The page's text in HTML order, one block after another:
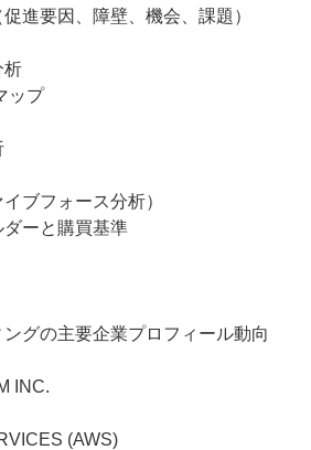
進要因、障壁、機会、課題）
析
ップ
ブフォース分析）
ダーと購買基準
グの主要企業プロフィール動向
INC.
(AWS)